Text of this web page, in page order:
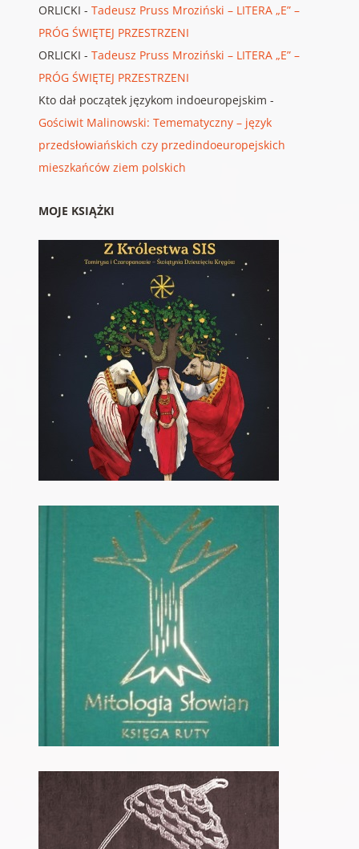
ORLICKI - Tadeusz Pruss Mroziński – LITERA „E” –
PRÓG ŚWIĘTEJ PRZESTRZENI
ORLICKI - Tadeusz Pruss Mroziński – LITERA „E” –
PRÓG ŚWIĘTEJ PRZESTRZENI
Kto dał początek językom indoeuropejskim -
Gościwit Malinowski: Temematyczny – język
przedsłowiańskich czy przedindoeuropejskich
mieszkańców ziem polskich
MOJE KSIĄŻKI